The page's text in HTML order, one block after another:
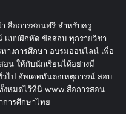
สื่อการสอนฟรี สำหรับครู
แบบฝึกหัด ข้อสอบ ทุกรายวิชา
างการศึกษา อบรมออนไลน์ เพื่อ
อน ให้กับนักเรียนได้อย่างมี
ไป อัพเดททันต่อเหตุการณ์ สอบ
งหมดไว้ที่นี่ www.สื่อการสอน
การศึกษาไทย